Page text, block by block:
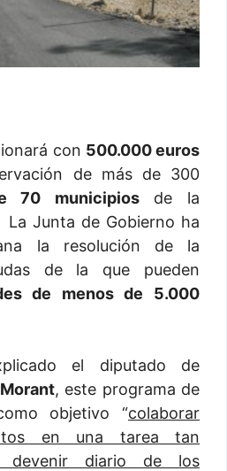
con 500.000 euros
de más de 300
70 municipiosde la
Junta de Gobierno ha
la resolución de la
de la que pueden
de menos de 5.000
el diputado de
, este programa de
objetivo “colaborar
en una tarea tan
devenir diario de los